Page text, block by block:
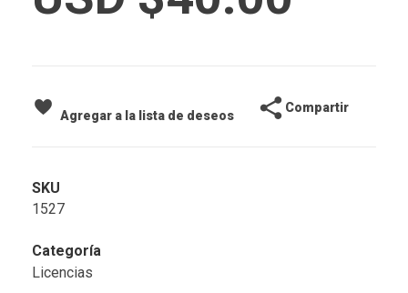
Agregar a la lista de deseos
Compartir
SKU
1527
Categoría
Licencias